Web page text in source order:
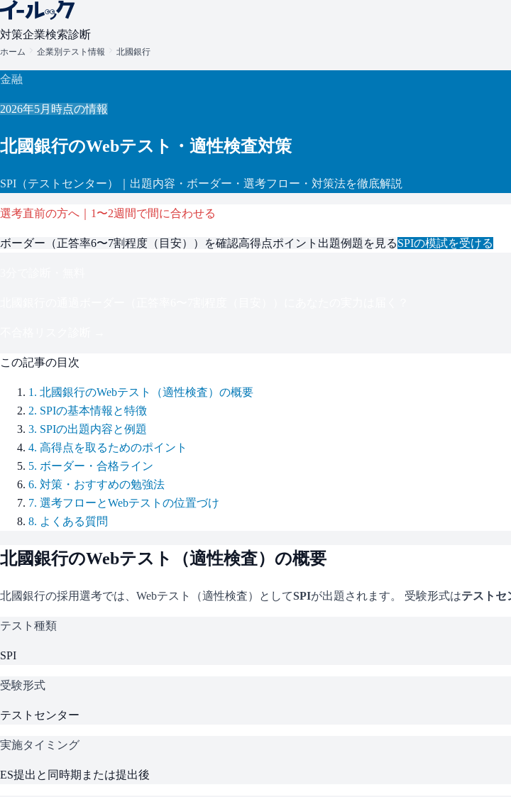
対策企業検索診断
ホーム 企業別テスト情報 北國銀行
金融
2026年5月 時点の情報
北國銀行のWebテスト・適性検査対策
SPI （テストセンター） ｜出題内容・ボーダー・選考フロー・対策法を徹底解説
選考直前の方へ｜1〜2週間で間に合わせる
ボーダー（正答率6〜7割程度（目安） ）を確認高得点ポイント 出題例題を見るSPIの模試を受ける
この記事の目次
1 . 北國銀行のWebテスト（適性検査）の概要
2. SPIの基本情報と特徴
3. SPIの出題内容と例題
4. 高得点を取るためのポイント
5. ボーダー・合格ライン
6. 対策・おすすめの勉強法
7. 選考フローとWebテストの位置づけ
8. よくある質問
北國銀行のWebテスト（適性検査）の概要
北國銀行の採用選考では、Webテスト（適性検査）としてSPIが出題されます。 受験形式はテストセ
テスト種類
SPI
受験形式
テストセンター
実施タイミング
ES提出と同時期または提出後